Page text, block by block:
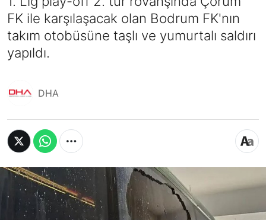
FK ile karşılaşacak olan Bodrum FK'nın
takım otobüsüne taşlı ve yumurtalı saldırı
yapıldı.
DHA